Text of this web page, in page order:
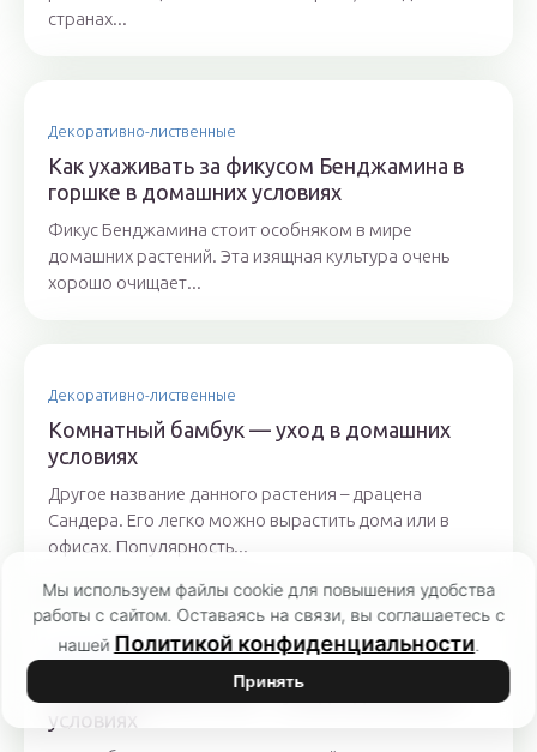
странах...
Декоративно-лиственные
Как ухаживать за фикусом Бенджамина в
горшке в домашних условиях
Фикус Бенджамина стоит особняком в мире
домашних растений. Эта изящная культура очень
хорошо очищает...
Декоративно-лиственные
Комнатный бамбук — уход в домашних
условиях
Другое название данного растения – драцена
Сандера. Его легко можно вырастить дома или в
офисах. Популярность...
Декоративно-лиственные
Ситник развесистый — уход в домашних
условиях
Мы используем файлы cookie для повышения удобства
работы с сайтом. Оставаясь на связи, вы соглашаетесь с
нашей Политикой конфиденциальности.
Принять